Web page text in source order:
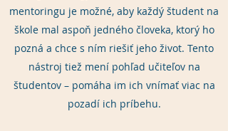
mentoringu je možné, aby každý študent na
škole mal aspoň jedného človeka, ktorý ho
pozná a chce s ním riešiť jeho život. Tento
nástroj tiež mení pohľad učiteľov na
študentov – pomáha im ich vnímať viac na
pozadí ich príbehu.